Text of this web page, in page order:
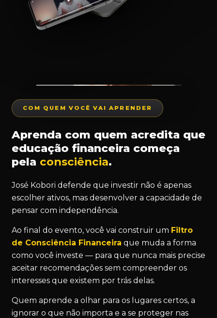
COM QUEM VOCÊ VAI APRENDER
Aprenda com quem acredita que
educação financeira começa
pela consciência.
José Kobori defende que investir não é apenas
escolher ativos, mas desenvolver a capacidade de
pensar com independência.
Ao final do evento, você vai construir um Filtro
de Consciência Financeira que muda a forma
como você investe — para que nunca mais precise
aceitar recomendações sem compreender os
interesses que existem por trás delas.
Quem aprende a olhar para os lugares certos, a
ignorar o que não importa e a se proteger nas